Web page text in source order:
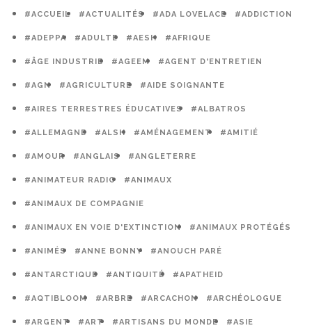
#ACCUEIL #ACTUALITÉS #ADA LOVELACE #ADDICTION
#ADEPPA #ADULTE #AESH #AFRIQUE
#ÂGE INDUSTRIE #AGEEM #AGENT D'ENTRETIEN
#AGN #AGRICULTURE #AIDE SOIGNANTE
#AIRES TERRESTRES ÉDUCATIVES #ALBATROS
#ALLEMAGNE #ALSH #AMÉNAGEMENT #AMITIÉ
#AMOUR #ANGLAIS #ANGLETERRE
#ANIMATEUR RADIO #ANIMAUX
#ANIMAUX DE COMPAGNIE
#ANIMAUX EN VOIE D'EXTINCTION #ANIMAUX PROTÉGÉS
#ANIMÉS #ANNE BONNY #ANOUCH PARÉ
#ANTARCTIQUE #ANTIQUITÉ #APATHEID
#AQTIBLOOM #ARBRE #ARCACHON #ARCHÉOLOGUE
#ARGENT #ART #ARTISANS DU MONDE #ASIE